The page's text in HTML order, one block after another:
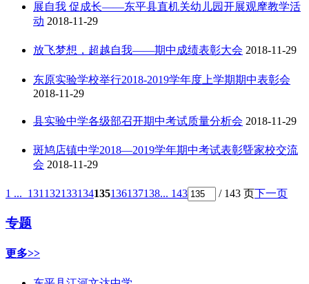
展自我 促成长——东平县直机关幼儿园开展观摩教学活
动 2018-11-29
放飞梦想，超越自我——期中成绩表彰大会 2018-11-29
东原实验学校举行2018-2019学年度上学期期中表彰会
2018-11-29
县实验中学各级部召开期中考试质量分析会 2018-11-29
斑鸠店镇中学2018—2019学年期中考试表彰曁家校交流
会 2018-11-29
1 ... 131132133134135136137138... 143 / 143 页下一页
专题
更多>>